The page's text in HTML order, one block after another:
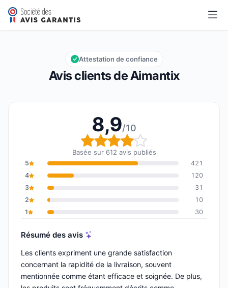
Aimantix
Note globale : 8,9 sur 10
8,9/10
Avis clients de Aimantix
Attestation de confiance
8,9/10
Note globale : 8,9 sur
Basée sur 612 avis publiés
5
421
4
120
3
31
2
10
1
30
Résumé des avis
Les clients expriment une grande satisfaction
concernant la rapidité de la livraison, souvent
mentionnée comme étant efficace et soignée. De plus,